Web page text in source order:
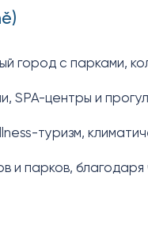
город с парками,
SPA-центры и
туризм,
и парков,